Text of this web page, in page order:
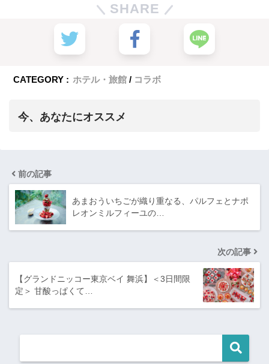
SHARE
CATEGORY : ホテル・旅館 コラボ
今、あなたにオススメ
前の記事
あまおういちごが織り重なる、パルフェとナポ
レオンミルフィーユの…
次の記事
【グランドニッコー東京ベイ 舞浜】＜3日間限
定＞ 甘酸っぱくて…